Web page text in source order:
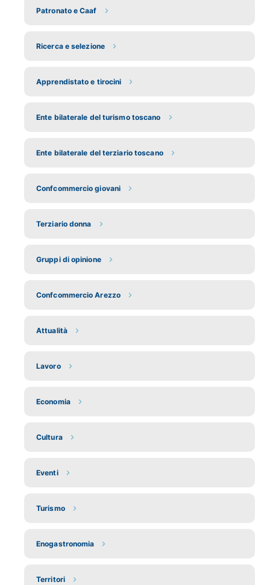
Patronato e Caaf
Ricerca e selezione
Apprendistato e tirocini
Ente bilaterale del turismo toscano
Ente bilaterale del terziario toscano
Confcommercio giovani
Terziario donna
Gruppi di opinione
Confcommercio Arezzo
Attualità
Lavoro
Economia
Cultura
Eventi
Turismo
Enogastronomia
Territori